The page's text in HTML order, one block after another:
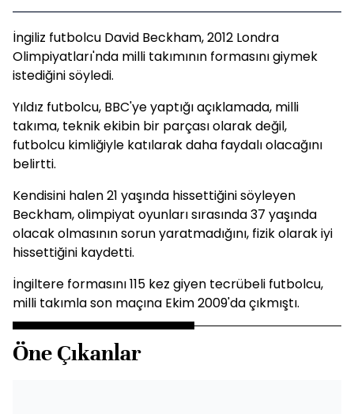
İngiliz futbolcu David Beckham, 2012 Londra
Olimpiyatları'nda milli takımının formasını giymek
istediğini söyledi.
Yıldız futbolcu, BBC'ye yaptığı açıklamada, milli
takıma, teknik ekibin bir parçası olarak değil,
futbolcu kimliğiyle katılarak daha faydalı olacağını
belirtti.
Kendisini halen 21 yaşında hissettiğini söyleyen
Beckham, olimpiyat oyunları sırasında 37 yaşında
olacak olmasının sorun yaratmadığını, fizik olarak iyi
hissettiğini kaydetti.
İngiltere formasını 115 kez giyen tecrübeli futbolcu,
milli takımla son maçına Ekim 2009'da çıkmıştı.
Öne Çıkanlar